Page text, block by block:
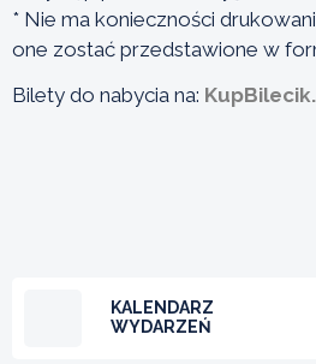
* Nie ma konieczności
one zostać przedstawione w
Bilety do nabycia na:
KALENDARZ
WYDARZEŃ